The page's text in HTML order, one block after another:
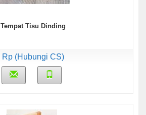
Tempat Tisu Dinding
Rp (Hubungi CS)